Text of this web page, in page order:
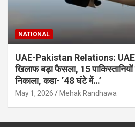
NATIONAL
UAE-Pakistan Relations: UAE
खिलाफ बड़ा फैसला, 15 पाकिस्तानियों
निकाला, कहा- ’48 घंटे में…’
May 1, 2026 Mehak Randhawa